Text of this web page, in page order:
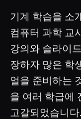
기계 학습을 소
컴퓨터 과학 교
강의와 슬라이
장하자 많은 학
얼을 준비하는
을 여러 학급에
고갈되었습니다.